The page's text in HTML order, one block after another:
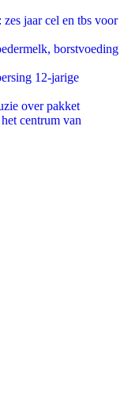
jaar cel en tbs voor
borstvoeding
12-jarige
over pakket
centrum van